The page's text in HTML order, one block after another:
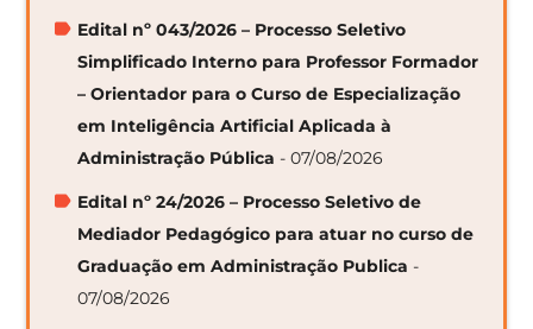
Edital nº 043/2026 – Processo Seletivo
Simplificado Interno para Professor Formador
– Orientador para o Curso de Especialização
em Inteligência Artificial Aplicada à
Administração Pública - 07/08/2026
Edital nº 24/2026 – Processo Seletivo de
Mediador Pedagógico para atuar no curso de
Graduação em Administração Publica -
07/08/2026